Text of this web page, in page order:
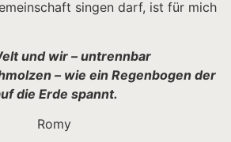
singen darf, ist für mich
und wir – untrennbar
– wie ein Regenbogen der
die Erde spannt.
Romy